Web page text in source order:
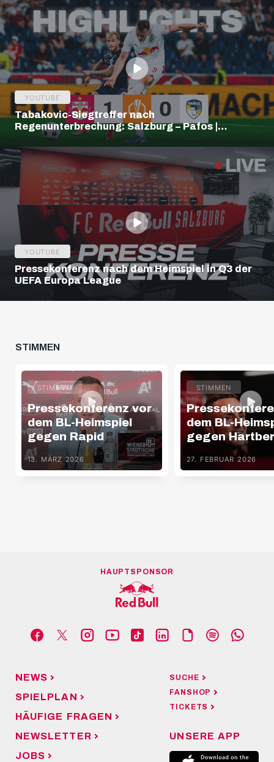
YOUTUBE
Tabakovic-Siegtreffer nach
Regenunterbrechung: Salzburg – Pafos |
Highlights | Europa League Q3
YOUTUBE
Pressekonferenz nach dem Heimspiel in Q3 der
UEFA Europa League
STIMMEN
STIMMEN
Pressekonferenz vor
dem BL-Heimspiel
gegen Rapid
13. MÄRZ 2026
STIMMEN
dem BL-
gegen
27. FEBRUAR 2026
HAUPTSPONSOR
NEWS
SPIELPLAN
HÄUFIGE FRAGEN
NEWSLETTER
JOBS
SUCHE
FANSHOP
TICKETS
UNSERE APP